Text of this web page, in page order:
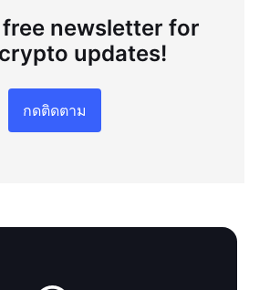
newsletter for
updates!
กดติดตาม